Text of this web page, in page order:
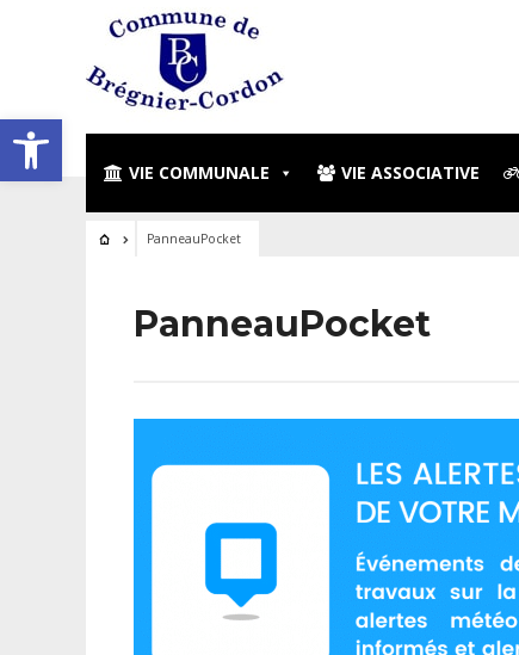
Ouvrir la barre d’outils
VIE COMMUNALE VIE ASSOCIATIVE
PanneauPocket
PanneauPocket